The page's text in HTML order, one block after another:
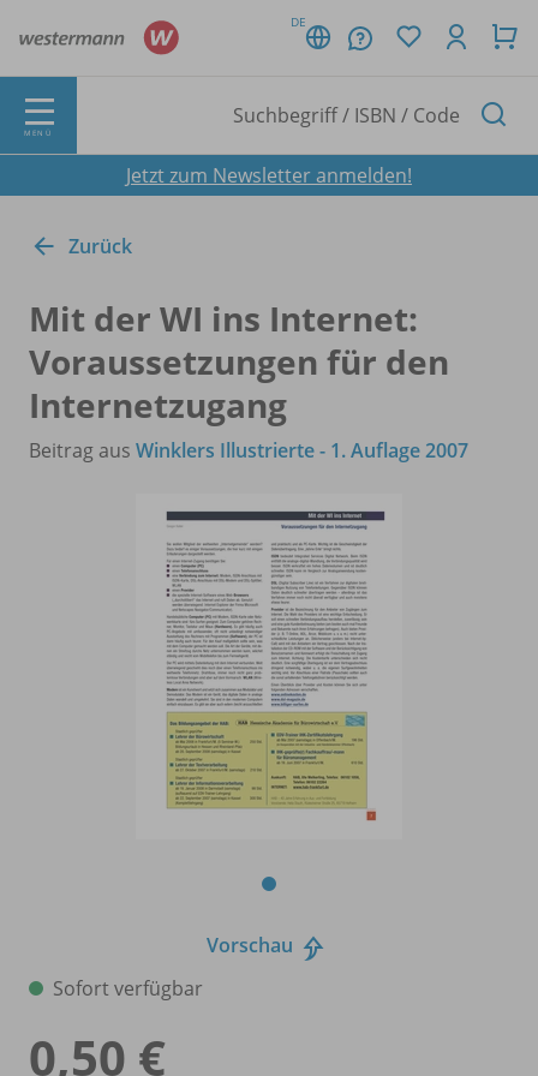
DE
MENÜ
Jetzt zum Newsletter anmelden!
Zurück
Mit der WI ins Internet:
Voraussetzungen für den
Internetzugang
Beitrag aus Winklers Illustrierte - 1. Auflage 2007
Vorschau
Sofort verfügbar
0,50 €